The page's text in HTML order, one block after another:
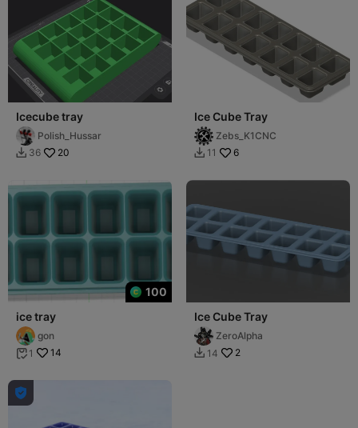
Icecube tray
Polish_Hussar
 36 20
Ice Cube Tray
Zebs_K1CNC
 11 6
100
ice tray
gon
 1 14
Ice Cube Tray
ZeroAlpha
 14 2
